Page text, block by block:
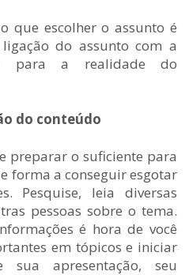
que escolher o assunto é
do assunto com a
o para a realidade do
do conteúdo
preparar o suficiente para
forma a conseguir esgotar
Pesquise, leia diversas
pessoas sobre o tema.
é hora de você
em tópicos e iniciar
sua apresentação, seu